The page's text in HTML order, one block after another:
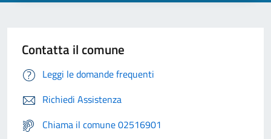
Contatta il comune
Leggi le domande frequenti
Richiedi Assistenza
Chiama il comune 02516901